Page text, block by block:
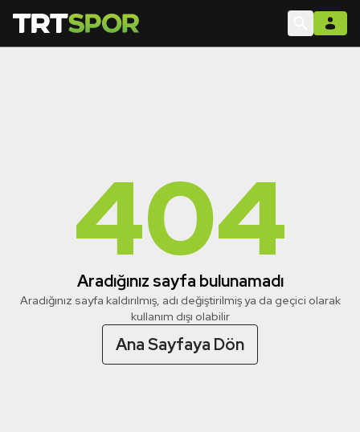
404
Aradığınız sayfa bulunamadı
Aradığınız sayfa kaldırılmış, adı değiştirilmiş ya da geçici olarak
kullanım dışı olabilir
Ana Sayfaya Dön